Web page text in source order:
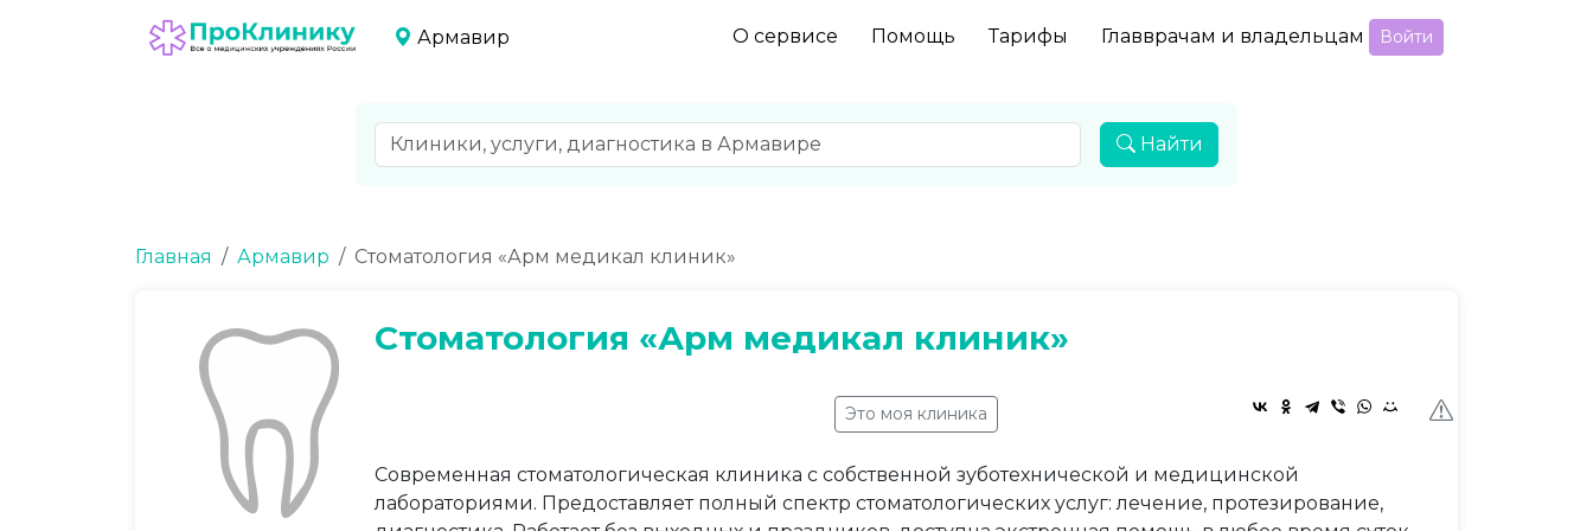
Армавир О сервисе Помощь Тарифы Главврачам и владельцам Войти
Найти
Главная Армавир Стоматология «Арм медикал клиник»
Стоматология «Арм медикал клиник»
Это моя клиника
Современная стоматологическая клиника с собственной зуботехнической и медицинской
лабораториями. Предоставляет полный спектр стоматологических услуг: лечение, протезирование,